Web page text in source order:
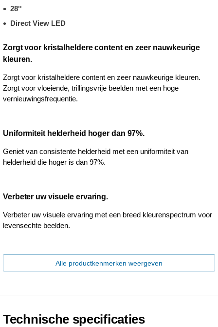
28''
Direct View LED
Zorgt voor kristalheldere content en zeer nauwkeurige
kleuren.
Zorgt voor kristalheldere content en zeer nauwkeurige kleuren.
Zorgt voor vloeiende, trillingsvrije beelden met een hoge
vernieuwingsfrequentie.
Uniformiteit helderheid hoger dan 97%.
Geniet van consistente helderheid met een uniformiteit van
helderheid die hoger is dan 97%.
Verbeter uw visuele ervaring.
Verbeter uw visuele ervaring met een breed kleurenspectrum voor
levensechte beelden.
Alle productkenmerken weergeven
Technische specificaties